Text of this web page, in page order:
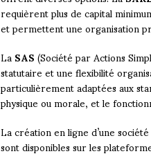
requièrent plus de capital
et permettent une organisation
LaSAS(Société par Actions
statutaire et une flexibilité
particulièrement adaptées aux
physique ou morale, et le
La création en ligne d’une
sont disponibles sur les